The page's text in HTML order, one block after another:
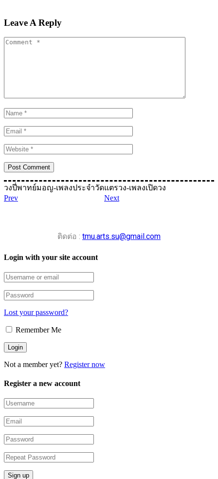
Leave A Reply
วงปี่พาทย์มอญ-เพลงประจำวัด
Prev
แตรวง-เพลงเปิดวง
Next
ติดต่อ : tmu.arts.su@gmail.com
Login with your site account
Lost your password?
Remember Me
Not a member yet? Register now
Register a new account